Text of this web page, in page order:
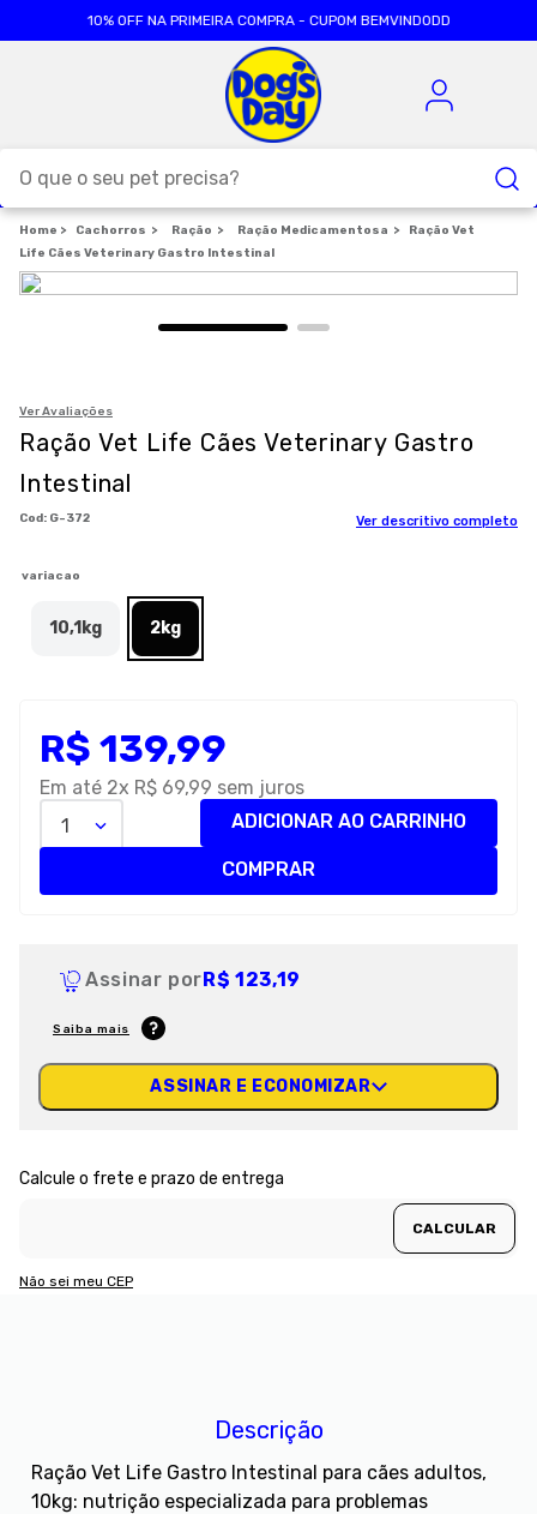
10% OFF NA PRIMEIRA COMPRA - CUPOM BEMVINDODD
Cachorros Ração Ração Medicamentosa
Ração Vet
Life Cães Veterinary Gastro Intestinal
Ver Avaliações
Ração Vet Life Cães Veterinary Gastro
Intestinal
: G-372 Ver descritivo completo
variacao
10,1kg 2kg
R$ 139,99
Em até 2x R$ 69,99 sem juros
1
ADICIONAR AO CARRINHO
COMPRAR
Assinar porR$ 123,19
Saiba mais
ASSINAR E ECONOMIZAR
Não sei meu CEP
Descrição
Ração Vet Life Gastro Intestinal para cães adultos,
10kg: nutrição especializada para problemas
TERMOS MAIS BUSCADOS
1º
ração cães
5º
formula natural
9º
º